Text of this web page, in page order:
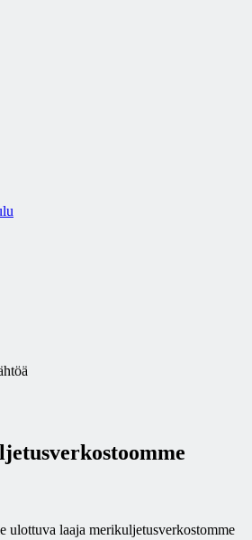
ulottuva laaja merikuljetusverkostomme